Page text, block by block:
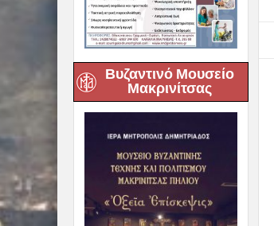
Βυζαντινό Μουσείο
Μακρινίτσας